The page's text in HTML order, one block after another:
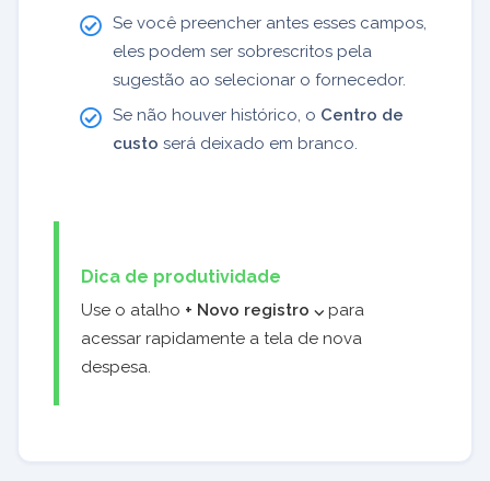
Se você preencher antes esses campos,
eles podem ser sobrescritos pela
sugestão ao selecionar o fornecedor.
Se não houver histórico, o Centro de
custo será deixado em branco.
Dica de produtividade
Use o atalho + Novo registro ⌵ para
acessar rapidamente a tela de nova
despesa.